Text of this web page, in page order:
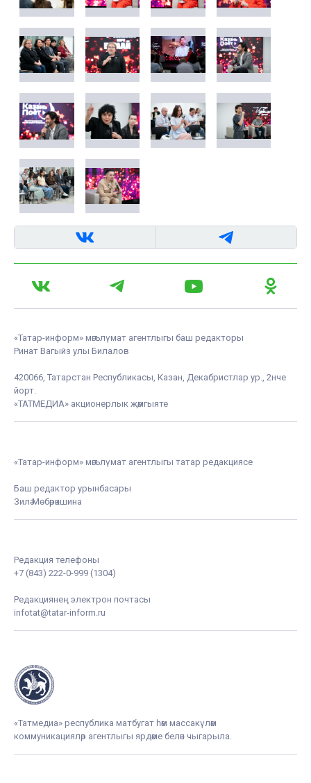
«Татар-информ» мәгълүмат агентлыгы баш редакторы
Ринат Вагыйз улы Билалов
420066, Татарстан Республикасы, Казан, Декабристлар ур., 2нче
йорт.
«ТАТМЕДИА» акционерлык җәмгыяте
«Татар-информ» мәгълүмат агентлыгы татар редакциясе
Баш редактор урынбасары
Зилә Мөбәрәкшина
Редакция телефоны
+7 (843) 222-0-999 (1304)
Редакциянең электрон почтасы
infotat@tatar-inform.ru
«Татмедиа» республика матбугат һәм массакүләм
коммуникацияләр агентлыгы ярдәме белән чыгарыла.